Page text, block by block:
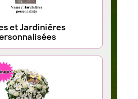
et Jardinières